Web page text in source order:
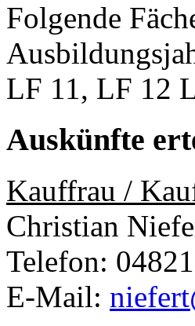
Folgende
LF 11, LF 12
Auskünfte
Kauffrau /
Christian
Telefon:
E-Mail: